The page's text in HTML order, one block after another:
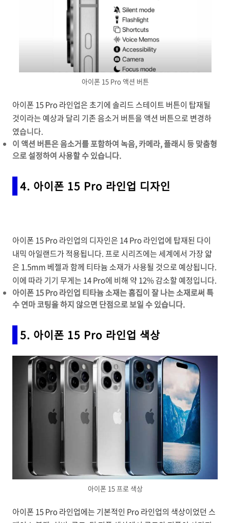
아이폰 15 Pro 액션 버튼
아이폰 15 Pro 라인업은 초기에 솔리드 스테이트 버튼이 탑재될
것이라는 예상과 달리 기존 음소거 버튼을 액션 버튼으로 변경하
였습니다.
이 액션 버튼은 음소거를 포함하여 녹음, 카메라, 플래시 등 맞춤형
으로 설정하여 사용할 수 있습니다.
4. 아이폰 15 Pro 라인업 디자인
아이폰 15 Pro 라인업의 디자인은 14 Pro 라인업에 탑재된 다이
내믹 아일랜드가 적용됩니다. 프로 시리즈에는 세계에서 가장 얇
은 1.5mm 베젤과 함께 티타늄 소재가 사용될 것으로 예상됩니다.
이에 따라 기기 무게는 14 Pro에 비해 약 12% 감소할 예정입니다.
아이폰 15 Pro 라인업 티타늄 소재는 흠집이 잘 나는 소재로써 특
수 연마 코팅을 하지 않으면 단점으로 보일 수 있습니다.
5. 아이폰 15 Pro 라인업 색상
아이폰 15 프로 색상
아이폰 15 Pro 라인업에는 기본적인 Pro 라인업의 색상이었던 스